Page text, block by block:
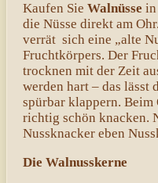
Kaufen Sie Walnüsse in
die Nüsse direkt am
verrät sich eine „alte
Fruchtkörpers. Der
trocknen mit der Zeit
werden hart – das lässt
spürbar klappern. Beim
richtig schön knacken.
Nussknacker eben
Die Walnusskerne